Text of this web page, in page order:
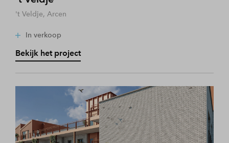
't Veldje, Arcen
In verkoop
Bekijk het project